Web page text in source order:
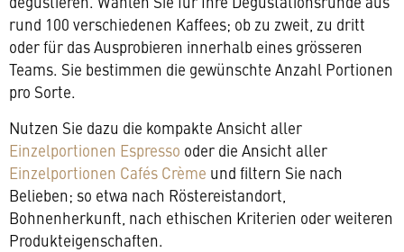
rund 100 verschiedenen Kaffees; ob zu zweit, zu dritt
oder für das Ausprobieren innerhalb eines grösseren
Teams. Sie bestimmen die gewünschte Anzahl Portionen
pro Sorte.
Nutzen Sie dazu die kompakte Ansicht aller
Einzelportionen Espresso oder die Ansicht aller
Einzelportionen Cafés Crème und filtern Sie nach
Belieben; so etwa nach Röstereistandort,
Bohnenherkunft, nach ethischen Kriterien oder weiteren
Produkteigenschaften.